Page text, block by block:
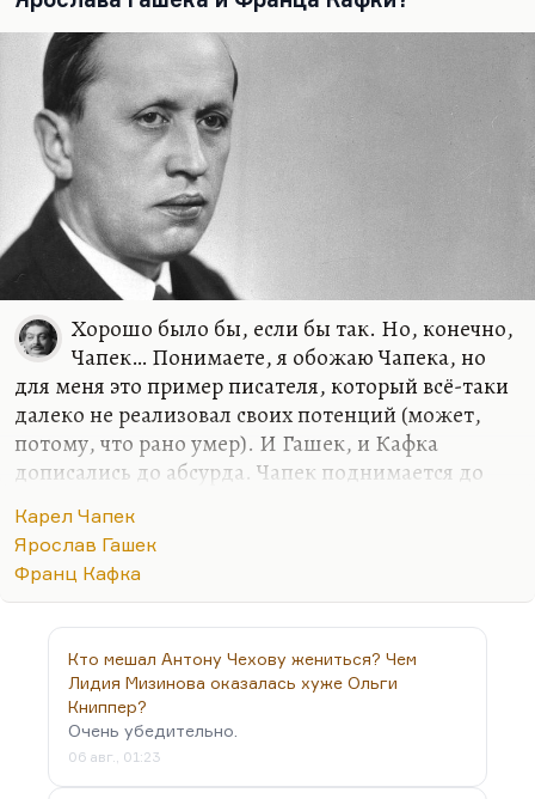
личность…
Хорошо было бы, если бы так. Но, конечно,
Чапек… Понимаете, я обожаю Чапека, но
для меня это пример писателя, который всё-таки
далеко не реализовал своих потенций (может,
потому, что рано умер). И Гашек, и Кафка
дописались до абсурда. Чапек поднимается до
может быть, в пьесах — может быть, в «Средстве
Макропулоса», может быть, в «Матери», может
быть, отчасти в «Белой болезни». Я, кстати,
пьес из когда-либо написанных. А в остальном
Чапеку мешала всегда фельетонность и мешала
ему, на мой взгляд, некоторая плоскость его
аллегорий.
Дело в том, что и Кафка, и Гашек писали про себя
Карел Чапек
Ярослав Гашек
Франц Кафка
Кто мешал Антону Чехову жениться? Чем
Лидия Мизинова оказалась хуже Ольги
Книппер?
Очень убедительно.
06 авг., 01:23